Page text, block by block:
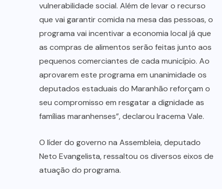
vulnerabilidade social. Além de levar o recurso
que vai garantir comida na mesa das pessoas, o
programa vai incentivar a economia local já que
as compras de alimentos serão feitas junto aos
pequenos comerciantes de cada município. Ao
aprovarem este programa em unanimidade os
deputados estaduais do Maranhão reforçam o
seu compromisso em resgatar a dignidade as
famílias maranhenses”, declarou Iracema Vale.
O líder do governo na Assembleia, deputado
Neto Evangelista, ressaltou os diversos eixos de
atuação do programa.